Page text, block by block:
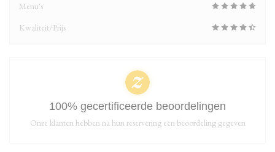
Menu's
Kwaliteit/Prijs
100% gecertificeerde beoordelingen
Onze klanten hebben na hun reservering een beoordeling gegeven